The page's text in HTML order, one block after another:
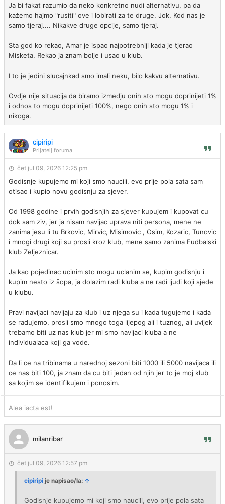
Ja bi fakat razumio da neko konkretno nudi alternativu, pa da
kažemo hajmo "rusiti" ove i lobirati za te druge. Jok. Kod nas je
samo tjeraj.... Nikakve druge opcije, samo tjeraj.
Sta god ko rekao, Amar je ispao najpotrebniji kada je tjerao
Misketa. Rekao ja znam bolje i usao u klub.
I to je jedini slucajnkad smo imali neku, bilo kakvu alternativu.
Ovdje nije situacija da biramo izmedju onih sto mogu doprinijeti 1%
i odnos to mogu doprinijeti 100%, nego onih sto mogu 1% i
nikoga.
cipiripi
Prijatelj foruma
čet jul 09, 2026 12:25 pm
Godisnje kupujemo mi koji smo naucili, evo prije pola sata sam
otisao i kupio novu godisnju za sjever.
Od 1998 godine i prvih godisnjih za sjever kupujem i kupovat cu
dok sam ziv, jer ja nisam navijac uprava niti persona, mene ne
zanima jesu li tu Brkovic, Mirvic, Misimovic , Osim, Kozaric, Tunovic
i mnogi drugi koji su prosli kroz klub, mene samo zanima Fudbalski
klub Zeljeznicar.
Ja kao pojedinac ucinim sto mogu uclanim se, kupim godisnju i
kupim nesto iz šopa, ja dolazim radi kluba a ne radi ljudi koji sjede
u klubu.
Pravi navijaci navijaju za klub i uz njega su i kada tugujemo i kada
se radujemo, prosli smo mnogo toga lijepog ali i tuznog, ali uvijek
trebamo biti uz nas klub jer mi smo navijaci kluba a ne
individualaca koji ga vode.
Da li ce na tribinama u narednoj sezoni biti 1000 ili 5000 navijaca ili
ce nas biti 100, ja znam da cu biti jedan od njih jer to je moj klub
sa kojim se identifikujem i ponosim.
Alea iacta est!
milanribar
čet jul 09, 2026 12:57 pm
cipiripi je napisao/la: ↑
Godisnje kupujemo mi koji smo naucili, evo prije pola sata